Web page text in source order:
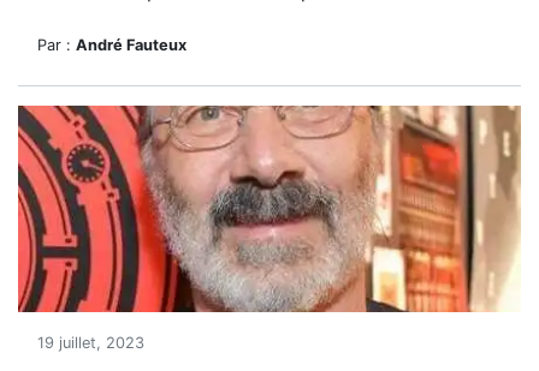
Par : André Fauteux
19 juillet, 2023